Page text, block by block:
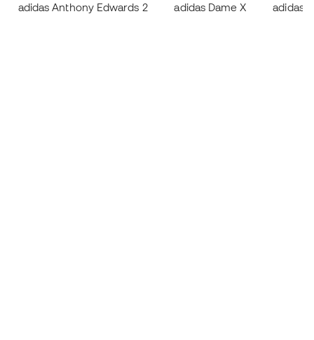
adidas Anthony Edwards 2 adidas Dame X adidas